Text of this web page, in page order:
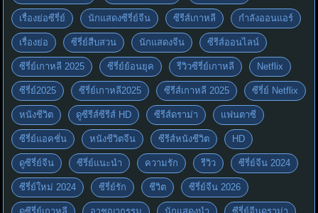
เรื่องย่อซีรี่ย์ นักแสดงซีรี่ย์จีน ซีรีส์เกาหลี กำลังออนแอร์
เรื่องย่อ ซีรี่ย์สืบสวน นักแสดงจีน ซีรีส์ออนไลน์
ซีรี่ย์เกาหลี 2025 ซีรี่ย์ย้อนยุค รีวิวซีรี่ย์เกาหลี Netflix
ซีรี่ย์2025 ซีรี่ย์เกาหลี2025 ซีรีส์เกาหลี 2025 ซีรี่ย์ Netflix
หนังชีวิต ดูซีรีส์ซีรีส์ HD ซีรีส์ดราม่า แฟนตาซี
ซีรี่ย์แอคชั่น หนังชีวิตจีน ซีรีส์หนังชีวิต HD
ดูซีรี่ย์จีน ซีรี่ย์แนะนำ ความรัก รีวิว ซีรี่ย์จีน 2024
ซีรี่ย์ใหม่ 2024 ซีรี่ย์รัก ชีวิต ซีรี่ย์จีน 2026